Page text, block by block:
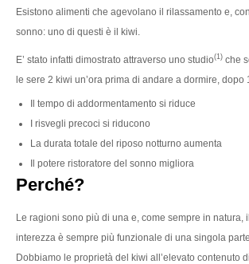
Esistono alimenti che agevolano il rilassamento e,
sonno: uno di questi è il kiwi.
E’ stato infatti dimostrato attraverso uno studio(1) che
le sere 2 kiwi un’ora prima di andare a dormire, dopo
Il tempo di addormentamento si riduce
I risvegli precoci si riducono
La durata totale del riposo notturno aumenta
Il potere ristoratore del sonno migliora
Perché?
Le ragioni sono più di una e, come sempre in natura,
interezza è sempre più funzionale di una singola
Dobbiamo le proprietà del kiwi all’elevato contenuto